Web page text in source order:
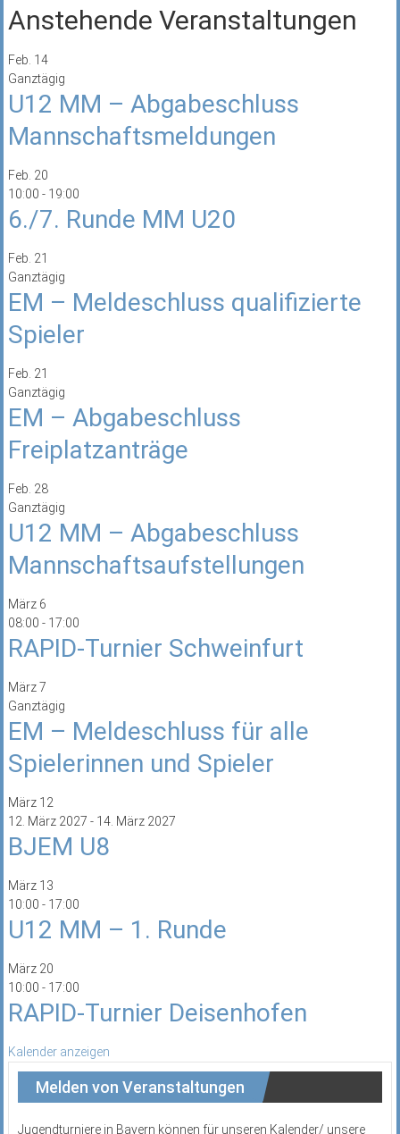
Anstehende Veranstaltungen
Feb. 14
Ganztägig
U12 MM – Abgabeschluss
Mannschaftsmeldungen
Feb. 20
10:00 - 19:00
6./7. Runde MM U20
Feb. 21
Ganztägig
EM – Meldeschluss qualifizierte
Spieler
Feb. 21
Ganztägig
EM – Abgabeschluss
Freiplatzanträge
Feb. 28
Ganztägig
U12 MM – Abgabeschluss
Mannschaftsaufstellungen
März 6
08:00 - 17:00
RAPID-Turnier Schweinfurt
März7
Ganztägig
EM – Meldeschluss für alle
Spielerinnen und Spieler
März 12
12. März 2027 - 14. März 2027
BJEM U8
März 13
10:00 - 17:00
U12 MM – 1. Runde
März 20
10:00 - 17:00
RAPID-Turnier Deisenhofen
Kalender anzeigen
Melden von Veranstaltungen
Jugendturniere in Bayern können für unseren Kalender/ unsere